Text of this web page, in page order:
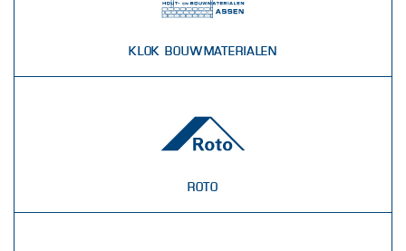
KLOK BOUWMATERIALEN
ROTO